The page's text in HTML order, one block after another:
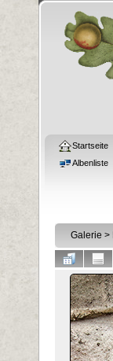
Startseite
Albenliste
Galerie >